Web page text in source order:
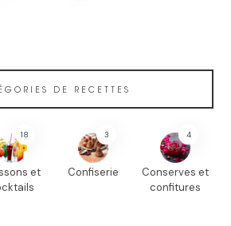
DE RECETTES
18
et
3
Confiserie
4
Conserves et
confitures